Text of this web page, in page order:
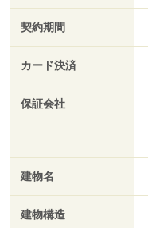
契約期間
カード決済
保証会社
建物名
建物構造